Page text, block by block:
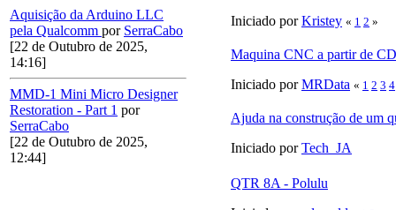
Aquisição da Arduino LLC
pela Qualcomm por SerraCabo
[22 de Outubro de 2025,
14:16]
MMD-1 Mini Micro Designer
Restoration - Part 1 por
SerraCabo
[22 de Outubro de 2025,
12:44]
Iniciado porKristey « 1 2 »
Maquina CNC a partir de
Iniciado porMRData « 1 2 3 4
Ajuda na construção de um
Iniciado porTech_JA
QTR 8A - Polulu